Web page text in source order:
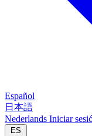
Español
日本語
Nederlands Iniciar
ES